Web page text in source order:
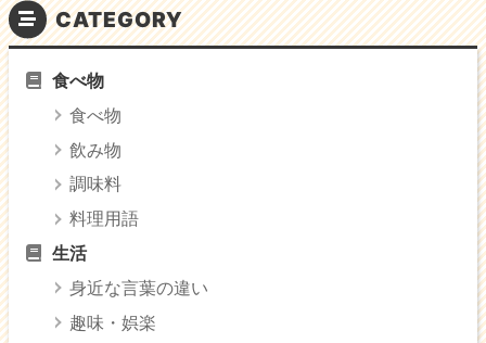
CATEGORY
食べ物
食べ物
飲み物
調味料
料理用語
生活
身近な言葉の違い
趣味・娯楽